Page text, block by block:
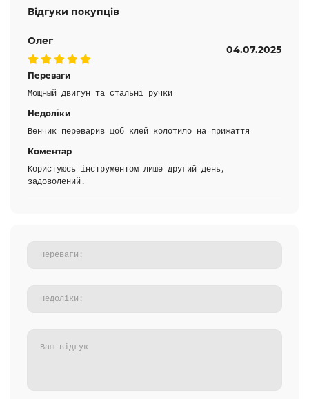
Відгуки покупців
Олег
04.07.2025
Переваги
Мощный двигун та стальні ручки
Недоліки
Венчик переварив щоб клей колотило на прижаття
Коментар
Користуюсь інструментом лише другий день,
задоволений.